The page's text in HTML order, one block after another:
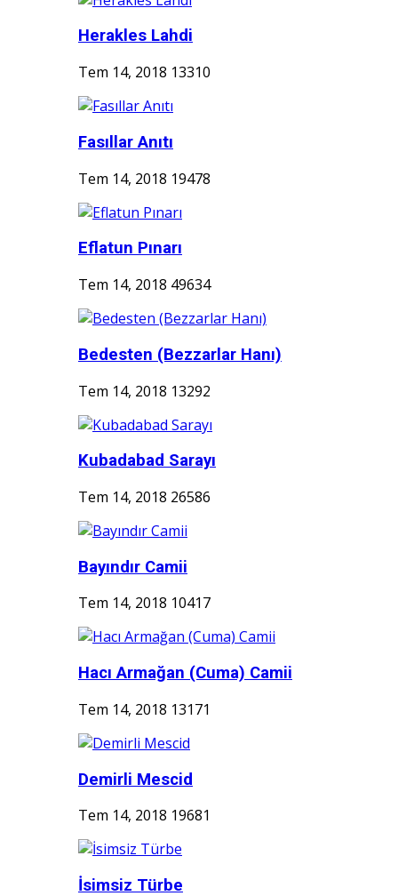
Herakles Lahdi
Tem 14, 2018 13310
Fasıllar Anıtı
Tem 14, 2018 19478
Eflatun Pınarı
Tem 14, 2018 49634
Bedesten (Bezzarlar Hanı)
Tem 14, 2018 13292
Kubadabad Sarayı
Tem 14, 2018 26586
Bayındır Camii
Tem 14, 2018 10417
Hacı Armağan (Cuma) Camii
Tem 14, 2018 13171
Demirli Mescid
Tem 14, 2018 19681
İsimsiz Türbe